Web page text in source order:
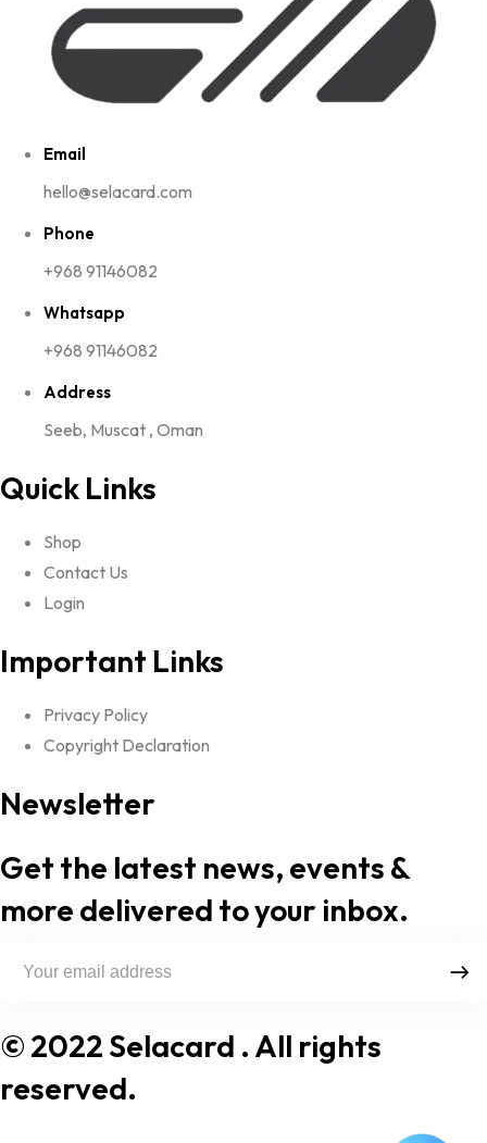
Email
hello@selacard.com
Phone
+968 91146082
Whatsapp
+968 91146082
Address
Seeb, Muscat , Oman
Quick Links
Shop
Contact Us
Login
Important Links
Privacy Policy
Copyright Declaration
Newsletter
Get the latest news, events &
more delivered to your inbox.
© 2022 Selacard . All rights
reserved.